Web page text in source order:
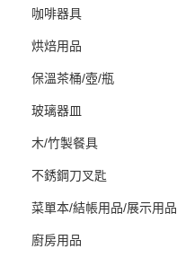
咖啡器具
烘焙用品
保溫茶桶/壺/瓶
玻璃器皿
木/竹製餐具
不銹鋼刀叉匙
菜單本/結帳用品/展示用品
廚房用品